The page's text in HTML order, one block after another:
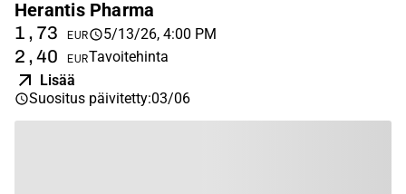
Herantis Pharma
1,73 EUR 5/13/26, 4:00 PM
2,40 EURTavoitehinta
Lisää
Suositus päivitetty:03/06